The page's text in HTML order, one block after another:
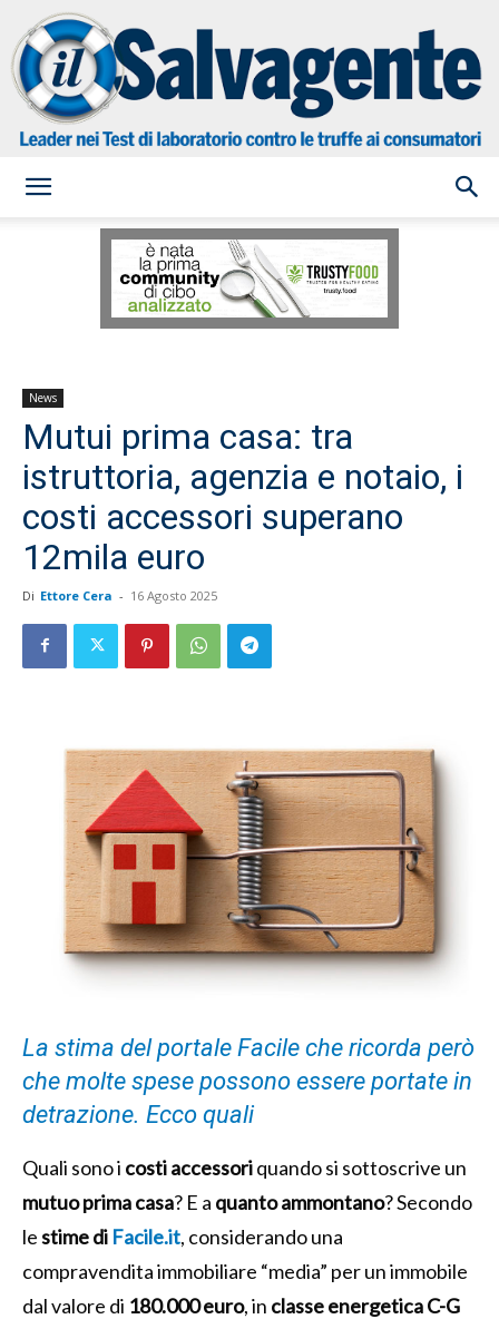
Salvagente
News
Mutui prima casa: tra
istruttoria, agenzia e notaio, i
costi accessori superano
12mila euro
Di Ettore Cera - 16 Agosto 2025
La stima del portale Facile che ricorda però
che molte spese possono essere portate in
detrazione. Ecco quali
Quali sono i costi accessoriquando si sottoscrive un
mutuo prima casa? E a quanto ammontano? Secondo
lestime di Facile.it, considerando una
compravendita immobiliare “media” per un immobile
dal valore di 180.000 euro, in classe energetica C-G